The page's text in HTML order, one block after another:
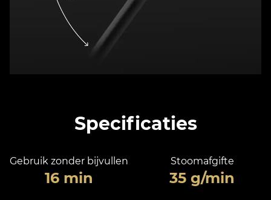
Specificaties
Gebruik zonder bijvullen
16 min
Stoomafgifte
35 g/min